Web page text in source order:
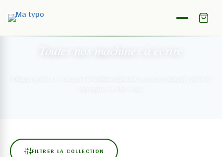
Toutes nos machines
FILTRER LA COLLECTION